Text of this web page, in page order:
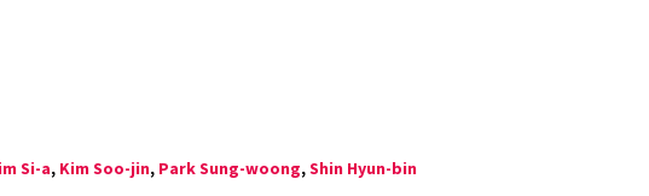
Si-a, Kim Soo-jin, Park Sung-woong,Shin Hyun-bin